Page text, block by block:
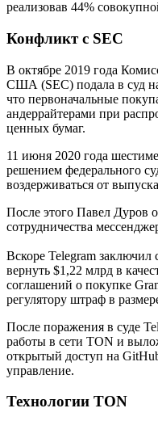
реализовав 44%
Конфликт с SEC
В октябре 2019 года
США (SEC) подала в суд
что первоначальные
андеррайтерами при
ценных бумаг.
11 июня 2020 года
решением федерального
воздерживаться от
После этого Павел Дуров
сотрудничества
Вскоре Telegram заключил
вернуть $1,22 млрд в
соглашений о покупке
регулятору штраф в
После поражения в суде
работы в сети TON и
открытый доступ на
управление.
Технологии TON